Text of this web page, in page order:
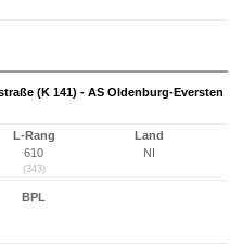
(K 141) - AS Oldenburg-Eversten
L-Rang
610
(343)
Land
NI
BPL